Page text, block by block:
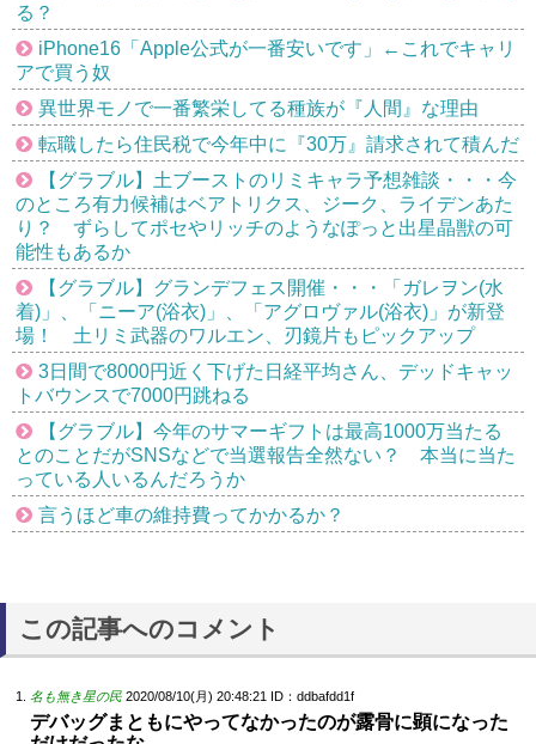
る？
iPhone16「Apple公式が一番安いです」←これでキャリ
アで買う奴
異世界モノで一番繁栄してる種族が『人間』な理由
転職したら住民税で今年中に『30万』請求されて積んだ
【グラブル】土ブーストのリミキャラ予想雑談・・・今
のところ有力候補はベアトリクス、ジーク、ライデンあた
り？ ずらしてポセやリッチのようなぽっと出星晶獣の可
能性もあるか
【グラブル】グランデフェス開催・・・「ガレヲン(水
着)」、「ニーア(浴衣)」、「アグロヴァル(浴衣)」が新登
場！ 土リミ武器のワルエン、刃鏡片もピックアップ
3日間で8000円近く下げた日経平均さん、デッドキャッ
トバウンスで7000円跳ねる
【グラブル】今年のサマーギフトは最高1000万当たる
とのことだがSNSなどで当選報告全然ない？ 本当に当た
っている人いるんだろうか
言うほど車の維持費ってかかるか？
この記事へのコメント
名も無き星の民 2020/08/10(月) 20:48:21 ID：ddbafdd1f
デバッグまともにやってなかったのが露骨に顕になった